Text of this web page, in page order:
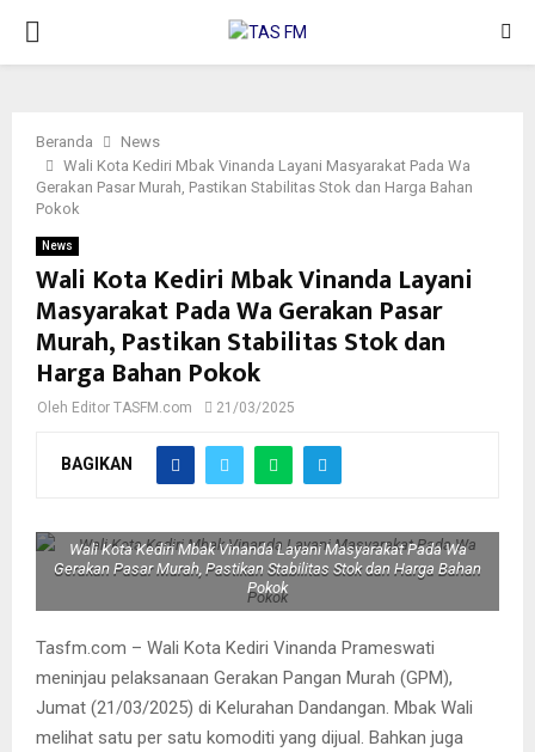
PRIMARY
Beranda
News
Wali Kota Kediri Mbak Vinanda Layani Masyarakat Pada Wa
Gerakan Pasar Murah, Pastikan Stabilitas Stok dan Harga Bahan
Pokok
News
Wali Kota Kediri Mbak Vinanda Layani
Masyarakat Pada Wa Gerakan Pasar
Murah, Pastikan Stabilitas Stok dan
Harga Bahan Pokok
Oleh Editor TASFM.com 21/03/2025
BAGIKAN
Wali Kota Kediri Mbak Vinanda Layani Masyarakat Pada Wa
Gerakan Pasar Murah, Pastikan Stabilitas Stok dan Harga Bahan
Pokok
Tasfm.com – Wali Kota Kediri Vinanda Prameswati
meninjau pelaksanaan Gerakan Pangan Murah (GPM),
Jumat (21/03/2025) di Kelurahan Dandangan. Mbak Wali
melihat satu per satu komoditi yang dijual. Bahkan juga